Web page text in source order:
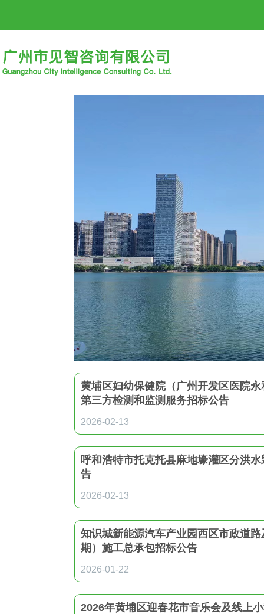
黄埔区妇幼保健院（广州开发区医院
第三方检测和监测服务招标公告
2026-02-13
呼和浩特市托克托县麻地壕灌区分洪
告
2026-02-13
知识城新能源汽车产业园西区市政道
期）施工总承包招标公告
2026-01-22
2026年黄埔区迎春花市音乐会及线上